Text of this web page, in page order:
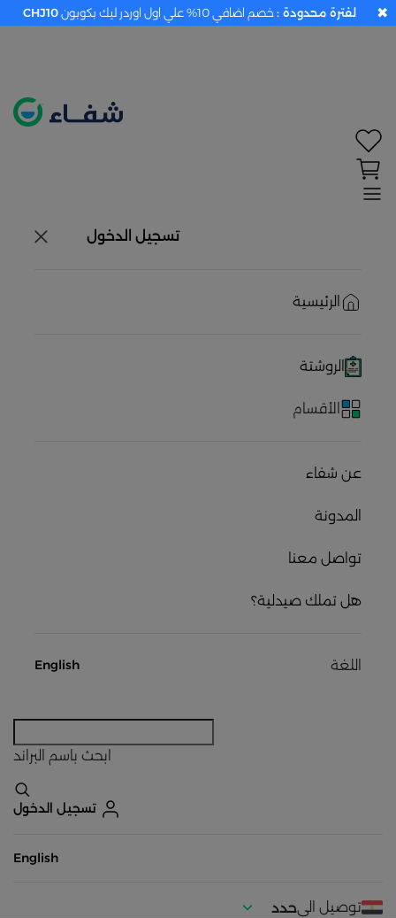
تسجيل الدخول
الرئيسية
الروشتة
الأقسام
عن شفاء
المدونة
تواصل معنا
هل تملك صيدلية؟
اللغة English
ابحث باسم البراند
تسجيل الدخول
English
توصيل الىحدد
لفترة محدودة : خصم اضافي 10% علي اول اوردر ليك بكوبون CHJ10 ✖